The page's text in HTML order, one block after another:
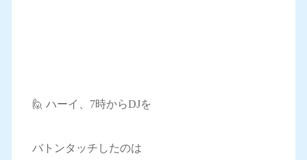
🙋 ハーイ、7時からDJを
バトンタッチしたのは